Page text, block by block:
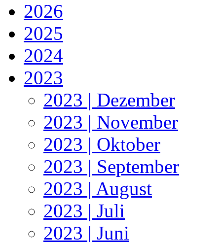
2026
2025
2024
2023
2023 | Dezember
2023 | November
2023 | Oktober
2023 | September
2023 | August
2023 | Juli
2023 | Juni